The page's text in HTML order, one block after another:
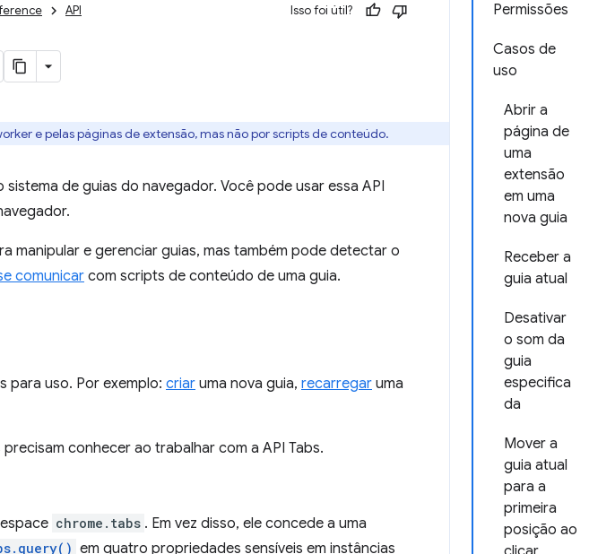
Permissões
Casos de
uso
Abrir a
página de
uma
extensão
em uma
nova guia
Receber a
guia atual
Desativar
o som da
guia
especifica
da
Mover a
guia atual
para a
primeira
posição ao
API Isso foi útil?
e pelas páginas de extensão, mas não por scripts de conteúdo.
de guias do navegador. Você pode usar essa API
manipular e gerenciar guias, mas também pode detectar o
comunicar com scripts de conteúdo de uma guia.
para uso. Por exemplo: criar uma nova guia, recarregar uma
conhecer ao trabalhar com a API Tabs.
chrome.tabs . Em vez disso, ele concede a uma
em quatro propriedades sensíveis em instâncias